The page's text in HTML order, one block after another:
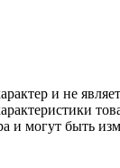
и не
могут быть